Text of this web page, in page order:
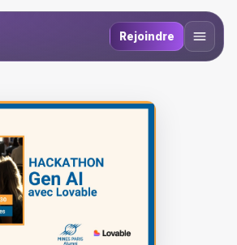
Rejoindre